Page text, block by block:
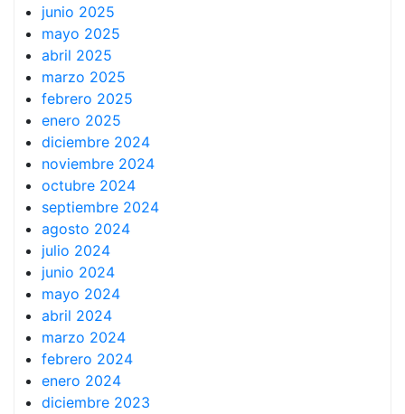
junio 2025
mayo 2025
abril 2025
marzo 2025
febrero 2025
enero 2025
diciembre 2024
noviembre 2024
octubre 2024
septiembre 2024
agosto 2024
julio 2024
junio 2024
mayo 2024
abril 2024
marzo 2024
febrero 2024
enero 2024
diciembre 2023